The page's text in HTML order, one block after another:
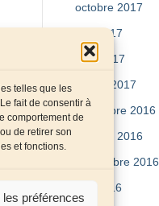
telles que les
fait de consentir à
comportement de
de retirer son
et fonctions.
les préférences
octobre 2017
mai 2017
avril 2017
février 2017
décembre 2016
octobre 2016
septembre 2016
juin 2016